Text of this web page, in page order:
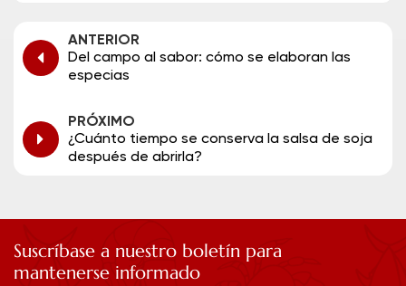
ANTERIOR
Del campo al sabor: cómo se elaboran las
especias
PRÓXIMO
¿Cuánto tiempo se conserva la salsa de soja
después de abrirla?
Suscríbase a nuestro boletín para
mantenerse informado